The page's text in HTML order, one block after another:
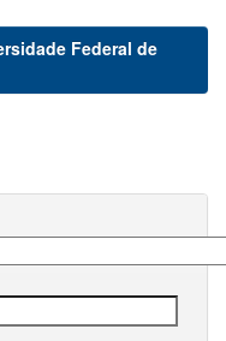
Federal de